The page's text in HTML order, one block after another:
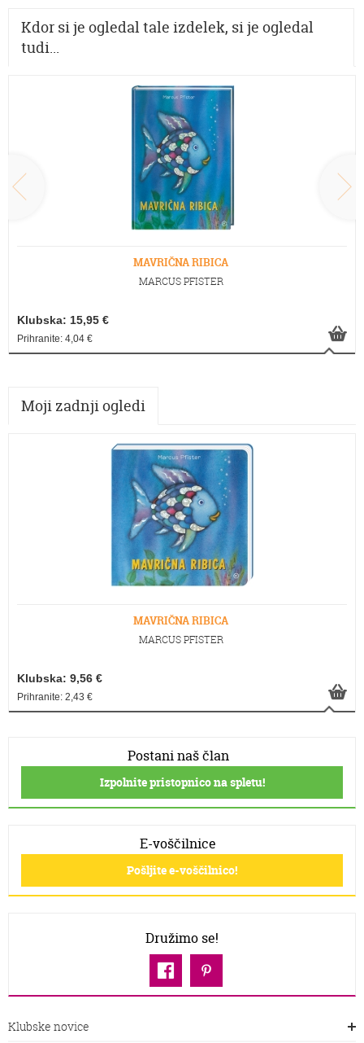
Kdor si je ogledal tale izdelek, si je ogledal
tudi...
MAVRIČNA RIBICA
MARCUS PFISTER
Klubska: 15,95 €
Prihranite: 4,04 €
Moji zadnji ogledi
MAVRIČNA RIBICA
MARCUS PFISTER
Klubska: 9,56 €
Prihranite: 2,43 €
Postani naš član
Izpolnite pristopnico na spletu!
E-voščilnice
Pošljite e-voščilnico!
Družimo se!
Klubske novice